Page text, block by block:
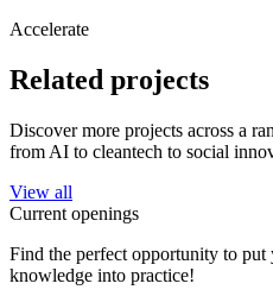
Accelerate
Related projects
Discover more projects across a
from AI to cleantech to social
View all
Current openings
Find the perfect opportunity to put
knowledge into practice!